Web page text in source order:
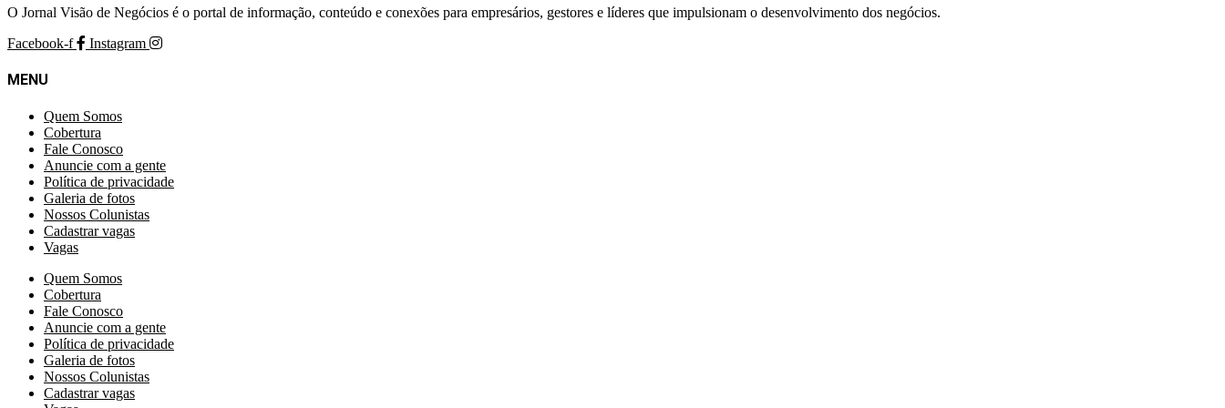
O Jornal Visão de Negócios é o portal de informação, conteúdo e conexões para empresários, gestores e líderes que impulsionam o desenvolvimento dos negócios.
Facebook-f
Instagram
MENU
Quem Somos
Cobertura
Fale Conosco
Anuncie com a gente
Política de privacidade
Galeria de fotos
Nossos Colunistas
Cadastrar vagas
Vagas
Quem Somos
Cobertura
Fale Conosco
Anuncie com a gente
Política de privacidade
Galeria de fotos
Nossos Colunistas
Cadastrar vagas